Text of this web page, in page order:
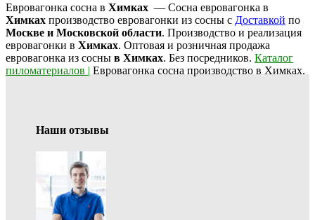
Евровагонка сосна в Химках — Сосна евровагонка в
Химках производство евровагонки из сосны с Доставкой по
Москве и Московской области. Производство и реализация
евровагонки в Химках. Оптовая и розничная продажа
евровагонка из сосны в Химках. Без посредников. Каталог
пиломатериалов | Евровагонка сосна производство в Химках.
Наши отзывы